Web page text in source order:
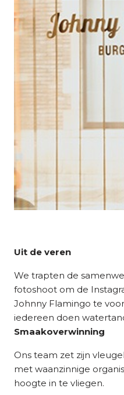
Uit de veren
We trapten de
fotoshoot om de
Johnny Flamingo te
iedereen doen
Smaakoverwinning
Ons team zet zijn
met waanzinnige
hoogte in te vliegen.